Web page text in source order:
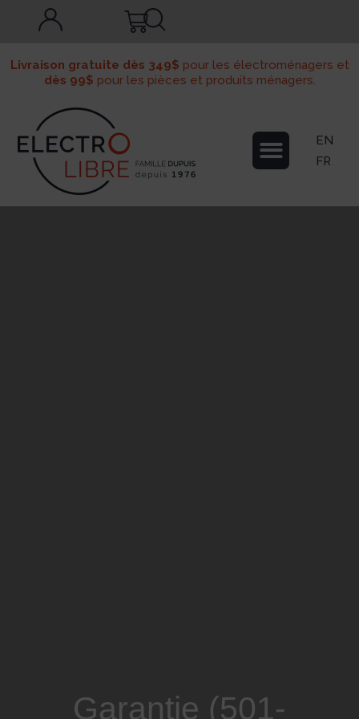
Livraison gratuite dès 349$ pour les électroménagers et
dès 99$ pour les pièces et produits ménagers.
EN
FR
Garantie (501-